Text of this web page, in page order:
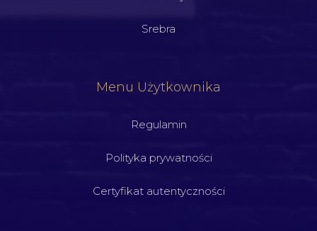
Srebra
Menu Użytkownika
Regulamin
Polityka prywatności
Certyfikat autentyczności